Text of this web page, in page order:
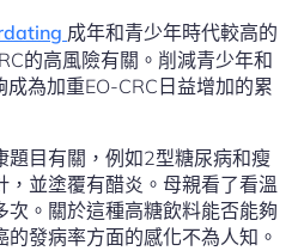
成年和青少年時代較高的
的高風險有關。削減青少年和
為加重EO-CRC日益增加的累
題目有關，例如2型糖尿病和瘦
，並塗覆有醋炎。母親看了看溫
次。關於這種高糖飲料能否能夠
發病率方面的感化不為人知。